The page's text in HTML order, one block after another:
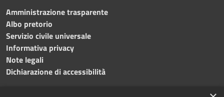
Amministrazione trasparente
Albo pretorio
Servizio civile universale
Informativa privacy
Note legali
Dichiarazione di accessibilità